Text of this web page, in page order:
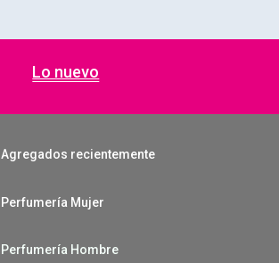
Lo nuevo
Agregados recientemente
Perfumería Mujer
Perfumería Hombre